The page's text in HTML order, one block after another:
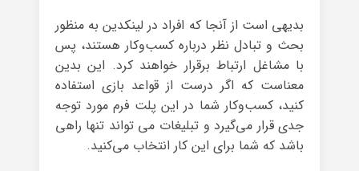
بدیهی است از آنجا که افراد در لینکدین به منظور
بحث و تبادل نظر درباره کسب‌وکار هستند، پس
با مشاغل ارتباط برقرار خواهند کرد. این بدین
معناست که اگر درست از قواعد بازی استفاده
کنید، کسب‌وکار شما در این پلت فرم مورد توجه
جدی قرار می‌گیرد و تبلیغات می تواند تنها راهی
باشد که شما برای این کار انتخاب می‌کنید.